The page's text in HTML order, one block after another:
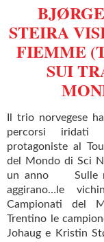
STEIRA
FIEMME
SUI
Il trio norvegese
percorsi iridati
protagoniste al
del Mondo di Sci
un anno Sulle
aggirano…le
Campionati del
Trentino le
Johaug e Kristin